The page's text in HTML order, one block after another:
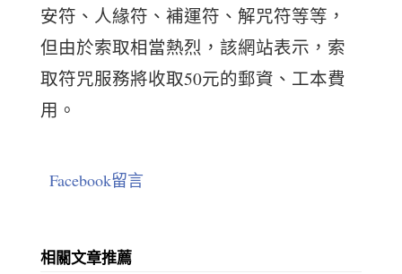
安符、人緣符、補運符、解咒符等等，
但由於索取相當熱烈，該網站表示，索
取符咒服務將收取50元的郵資、工本費
用。
Facebook留言
相關文章推薦